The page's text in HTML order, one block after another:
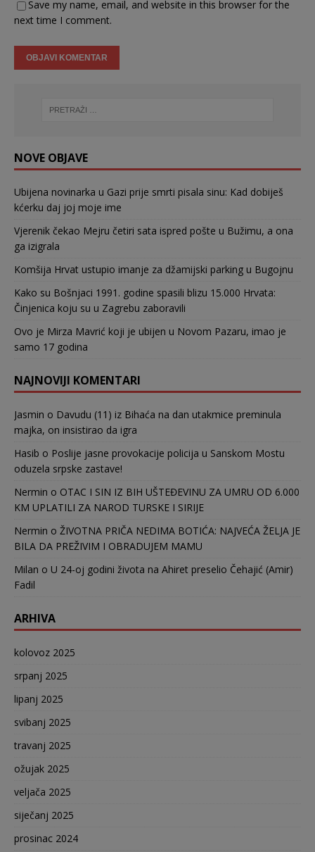
Save my name, email, and website in this browser for the
next time I comment.
NOVE OBJAVE
Ubijena novinarka u Gazi prije smrti pisala sinu: Kad dobiješ
kćerku daj joj moje ime
Vjerenik čekao Mejru četiri sata ispred pošte u Bužimu, a ona
ga izigrala
Komšija Hrvat ustupio imanje za džamijski parking u Bugojnu
Kako su Bošnjaci 1991. godine spasili blizu 15.000 Hrvata:
Činjenica koju su u Zagrebu zaboravili
Ovo je Mirza Mavrić koji je ubijen u Novom Pazaru, imao je
samo 17 godina
NAJNOVIJI KOMENTARI
Jasmin o Davudu (11) iz Bihaća na dan utakmice preminula
majka, on insistirao da igra
Hasib o Poslije jasne provokacije policija u Sanskom Mostu
oduzela srpske zastave!
Nermin o OTAC I SIN IZ BIH UŠTEĐEVINU ZA UMRU OD 6.000
KM UPLATILI ZA NAROD TURSKE I SIRIJE
Nermin o ŽIVOTNA PRIČA NEDIMA BOTIĆA: NAJVEĆA ŽELJA JE
BILA DA PREŽIVIM I OBRADUJEM MAMU
Milan o U 24-oj godini života na Ahiret preselio Čehajić (Amir)
Fadil
ARHIVA
kolovoz 2025
srpanj 2025
lipanj 2025
svibanj 2025
travanj 2025
ožujak 2025
veljača 2025
siječanj 2025
prosinac 2024